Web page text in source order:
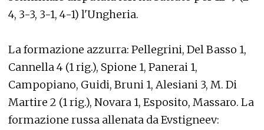
4, 3-3, 3-1, 4-1) l'Ungheria.
La formazione azzurra: Pellegrini, Del Basso 1,
Cannella 4 (1 rig.), Spione 1, Panerai 1,
Campopiano, Guidi, Bruni 1, Alesiani 3, M. Di
Martire 2 (1 rig.), Novara 1, Esposito, Massaro. La
formazione russa allenata da Evstigneev: